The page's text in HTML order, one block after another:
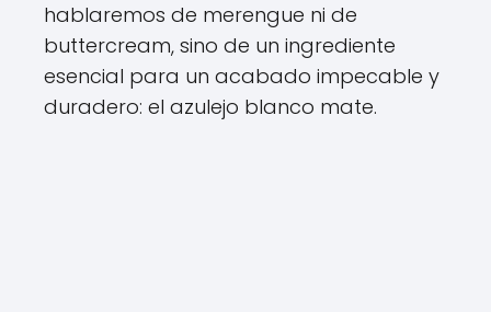
hablaremos de merengue ni de
buttercream, sino de un ingrediente
esencial para un acabado impecable y
duradero: el azulejo blanco mate.